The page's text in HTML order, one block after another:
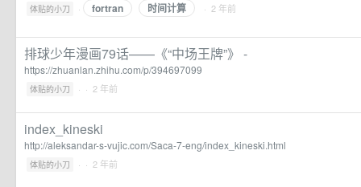
体贴的小刀 · fortran 时间计算 · 2 年前
排球少年漫画79话——《“中场王牌”》 -
https://zhuanlan.zhihu.com/p/394697099
体贴的小刀 · · 2 年前
index_kineski
http://aleksandar-s-vujic.com/Saca-7-eng/index_kineski.html
体贴的小刀 · · 2 年前